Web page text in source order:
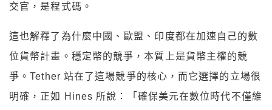
交官，是程式碼。
這也解釋了為什麼中國、歐盟、印度都在加速自己的數
位貨幣計畫。穩定幣的競爭，本質上是貨幣主權的競
爭。Tether 站在了這場競爭的核心，而它選擇的立場很
明確，正如 Hines 所說：「確保美元在數位時代不僅維